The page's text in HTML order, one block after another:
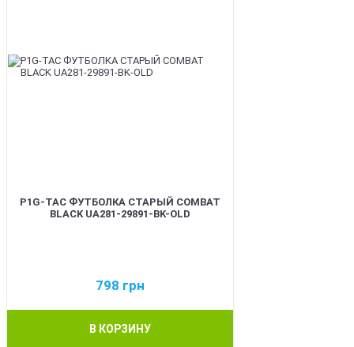
P1G-TAC ФУТБОЛКА СТАРЫЙ COMBAT
BLACK UA281-29891-BK-OLD
798 грн
В КОРЗИНУ